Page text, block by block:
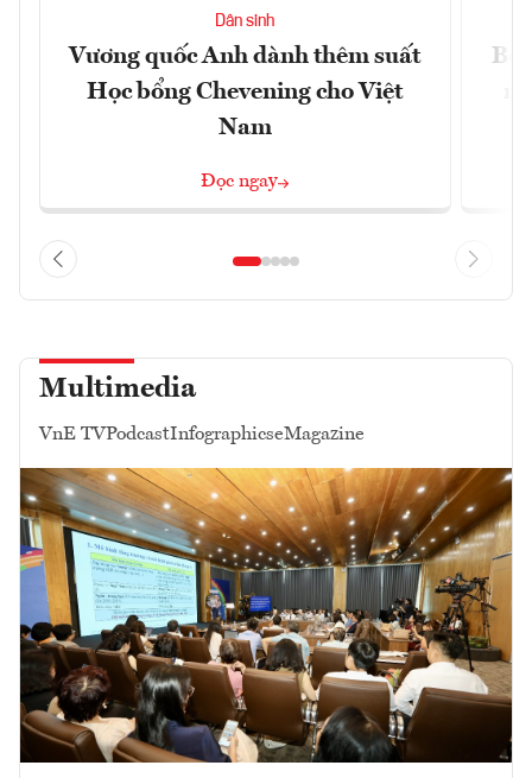
Dân sinh
Vương quốc Anh dành thêm suất
Học bổng Chevening cho Việt
Nam
Đọc ngay
Bộ
Multimedia
VnE TVPodcastInfographicseMagazine